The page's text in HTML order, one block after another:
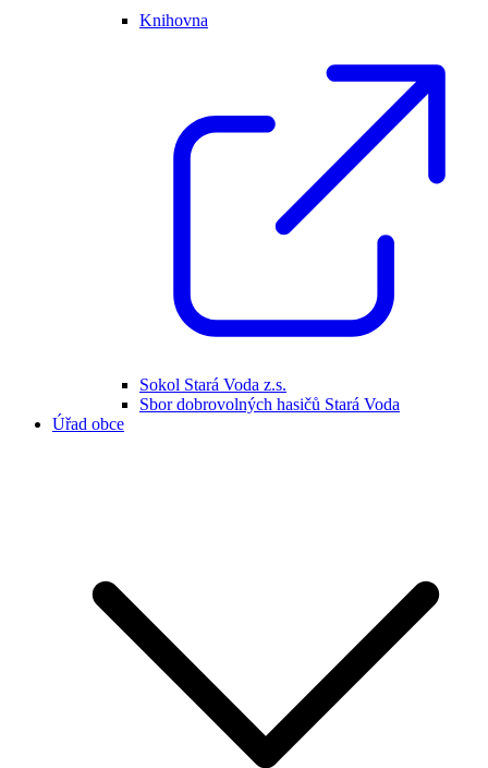
Knihovna
Sokol Stará Voda z.s.
Sbor dobrovolných hasičů Stará Voda
Úřad obce